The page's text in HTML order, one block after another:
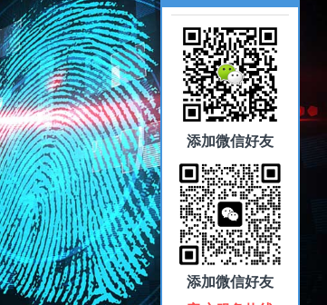
添加微信好友
添加微信好友